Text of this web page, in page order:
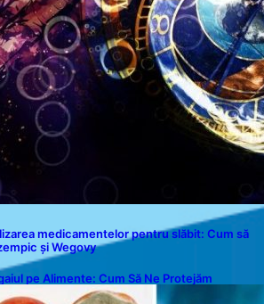
medicamentelor pentru slăbit: Cum să
și Wegovy
pe Alimente: Cum Să Ne Protejăm